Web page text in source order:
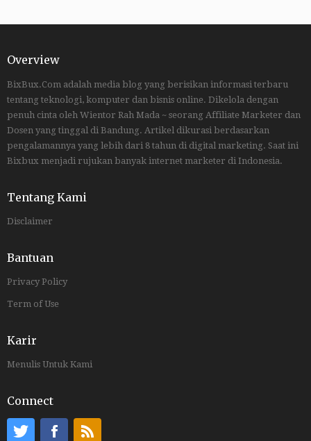
Overview
BixBux.Com adalah media blog yang berisikan informasi terbaru
tentang teknologi, komputer dan bisnis online. Dikelola dengan
penuh cinta oleh Wientor Rah Mada ~ seorang Affiliate Marketer dan
Dosen yang tinggal di Bandung. Artikel dikurasi berdasarkan
pengalamannya yang lebih dari 8 tahun di digital marketing. Saat ini
Bixbux menjadi rujukan banyak internet marketer di Indonesia.
Tentang Kami
Disclaimer
Bantuan
Privacy Policy
Term of Use
Karir
Menulis Untuk Kami
Connect